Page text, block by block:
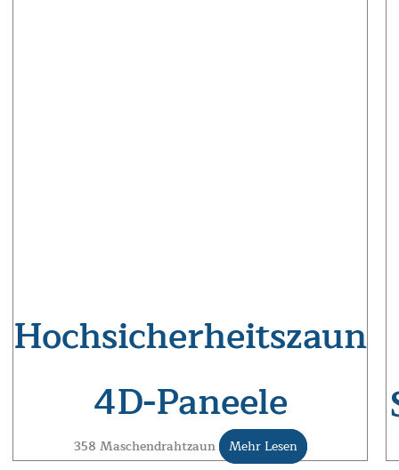
Hochsicherheitszaun
4D-Paneele
358 Maschendrahtzaun Mehr Lesen